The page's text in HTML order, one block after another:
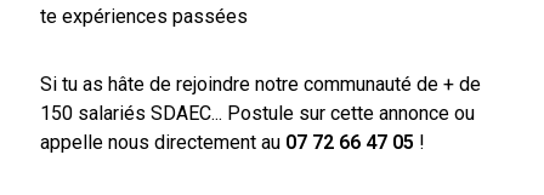
te expériences passées
Si tu as hâte de rejoindre notre communauté de + de
150 salariés SDAEC... Postule sur cette annonce ou
appelle nous directement au 07 72 66 47 05 !